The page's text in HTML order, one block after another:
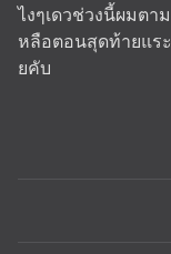
ไงๆเดวช่วงนี้ผมตา
หลือตอนสุดท้ายแร
ยคับ